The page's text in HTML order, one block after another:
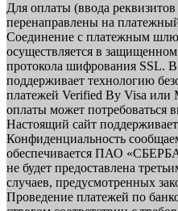
Для оплаты (ввода
перенаправлены на
Соединение с платежным
осуществляется в
протокола шифрования SSL.
поддерживает технологию
платежей Verified By Visa или
оплаты может потребоваться
Настоящий сайт
Конфиденциальность
обеспечивается ПАО
не будет предоставлена
случаев, предусмотренных
Проведение платежей по